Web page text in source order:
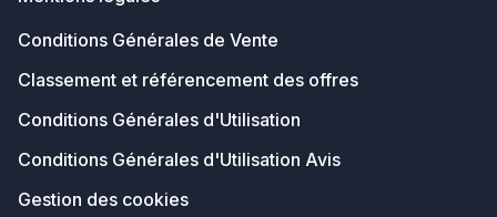
Conditions Générales de Vente
Classement et référencement des offres
Conditions Générales d'Utilisation
Conditions Générales d'Utilisation Avis
Gestion des cookies